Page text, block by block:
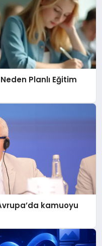
Planlı Eğitim
kamuoyu